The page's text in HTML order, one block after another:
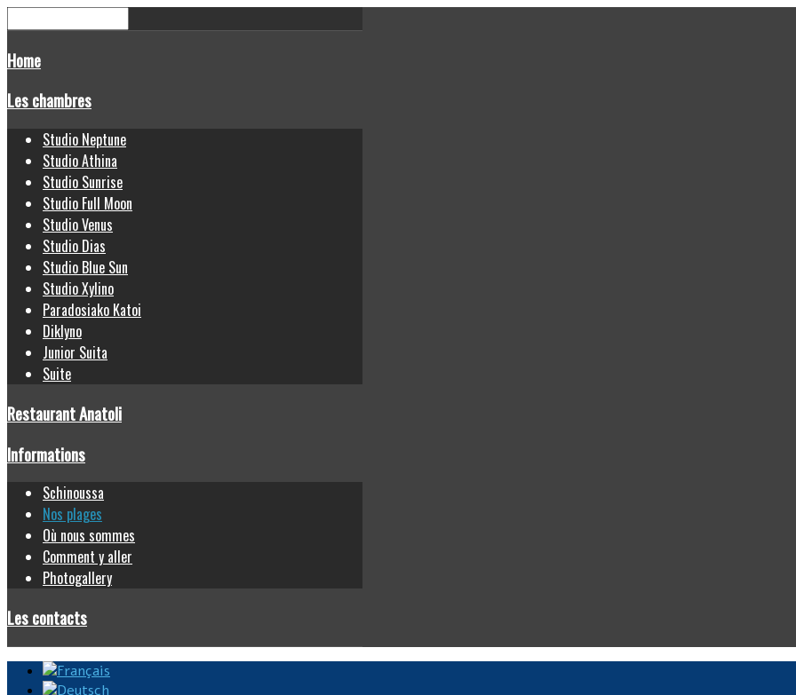
Home
Les chambres
Studio Neptune
Studio Athina
Studio Sunrise
Studio Full Moon
Studio Venus
Studio Dias
Studio Blue Sun
Studio Xylino
Paradosiako Katoi
Diklyno
Junior Suita
Suite
Restaurant Anatoli
Informations
Schinoussa
Nos plages
Où nous sommes
Comment y aller
Photogallery
Les contacts